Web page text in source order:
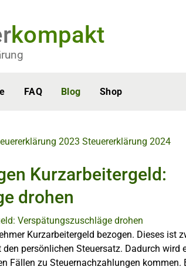
kompakt
FAQ Blog Shop
2023 Steuererklärung 2024
Kurzarbeitergeld:
drohen
Kurzarbeitergeld bezogen. Dieses ist
persönlichen Steuersatz. Dadurch wird
Fällen zu Steuernachzahlungen kommen.